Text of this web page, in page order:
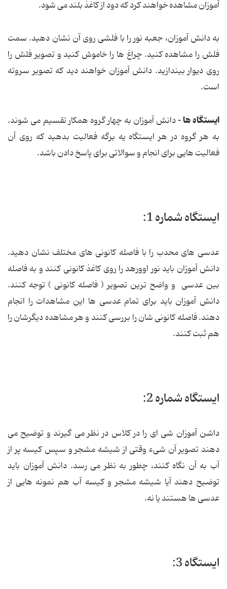
آموزان مشاهده خواهند کرد که دود از کاغذ بلند می شود.
به دانش آموزان، جعبه نور را با فلشی روی آن نشان دهید. سمت
فلش را مشاهده کنید. چراغ ها را خاموش کنید و تصویر فلش را
روی دیوار بیندازید. دانش آموزان خواهند دید که تصویر سروته
است.
ایستگاه ها –دانش آموزان به چهار گروه همکار تقسیم می شوند.
به هر گروه در هر ایستگاه یه برگه فعالیت بدهید که روی آن
فعالیت هایی برای انجام و سوالاتی برای پاسخ دادن باشد.
ایستگاه شماره 1:
عدسی های محدب را با فاصله کانونی های مختلف نشان دهید.
دانش آموزان باید نور اوورهد را روی کاغذ کانونی کنند و به فاصله
بین عدسی و واضح ترین تصویر ( فاصله کانونی ) توجه کنند.
دانش آموزان باید برای تمام عدسی ها این مشاهدات را انجام
دهند. فاصله کانونی شان را بررسی کنند و هر مشاهده دیگرشان را
هم ثبت کنند.
ایستگاه شماره 2:
داشن آموزان شی ای را در کلاس در نظر می گیرند و توضیح می
دهند تصویر آن شیء وقتی از شیشه مشجر و سپس کیسه پر از
آب به آن نگاه کنند، چطور به نظر می رسد. دانش آموزان باید
توضیح دهند آیا شیشه مشجر و کیسه آب هم نمونه هایی از
عدسی ها هستند یا نه.
ایستگاه 3: